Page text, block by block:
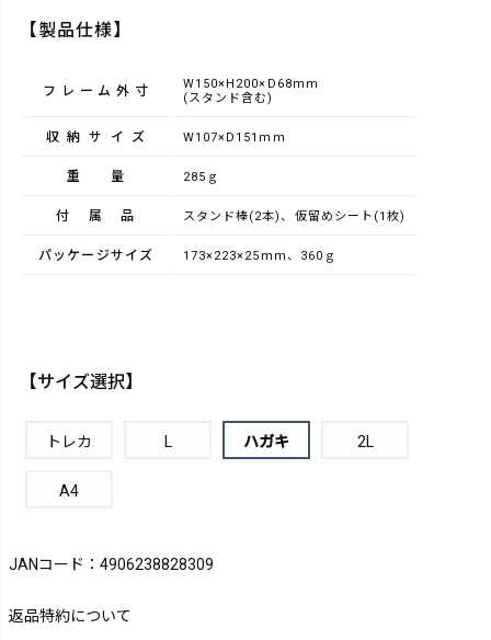
【製品仕様】
フレーム外寸
W150×H200×D68ｍｍ
(スタンド含む)
収納サイズ W107×D151ｍｍ
重量 285ｇ
付属品 スタンド棒(2本)、仮留めシート(1枚)
パッケージサイズ 173×223×25ｍｍ、360ｇ
【サイズ選択】
トレカ L ハガキ 2L
A4
JANコード：4906238828309
返品特約について